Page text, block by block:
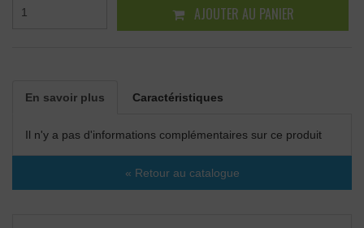
AJOUTER AU PANIER
En savoir plus Caractéristiques
Il n'y a pas d'informations complémentaires sur ce produit
« Retour au catalogue